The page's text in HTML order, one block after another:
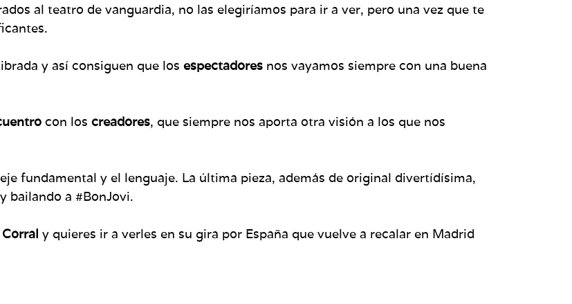
al teatro de vanguardia, no las elegiríamos para ir a ver, pero una vez que te
y así consiguen que los espectadores nos vayamos siempre con una buena
con los creadores, que siempre nos aporta otra visión a los que nos
fundamental y el lenguaje. La última pieza, además de original divertídísima,
bailando a #BonJovi.
Corral y quieres ir a verles en su gira por España que vuelve a recalar en Madrid